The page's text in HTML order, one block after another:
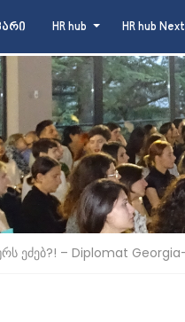
HR hub HR hub Next
ეძებ?! – Diplomat Georgia-